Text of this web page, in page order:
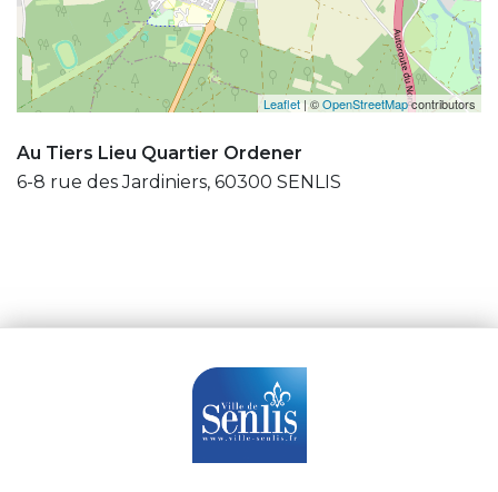
Leaflet | ©OpenStreetMapcontributors
Au Tiers Lieu Quartier Ordener
6-8 rue des Jardiniers, 60300 SENLIS